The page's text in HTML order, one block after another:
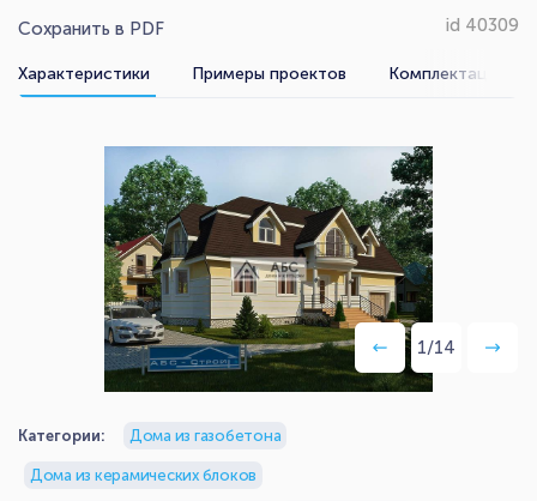
Сохранить в PDF id 40309
Характеристики Примеры проектов Комплектации
Категории: Дома из газобетона
Дома из керамических блоков
1/14